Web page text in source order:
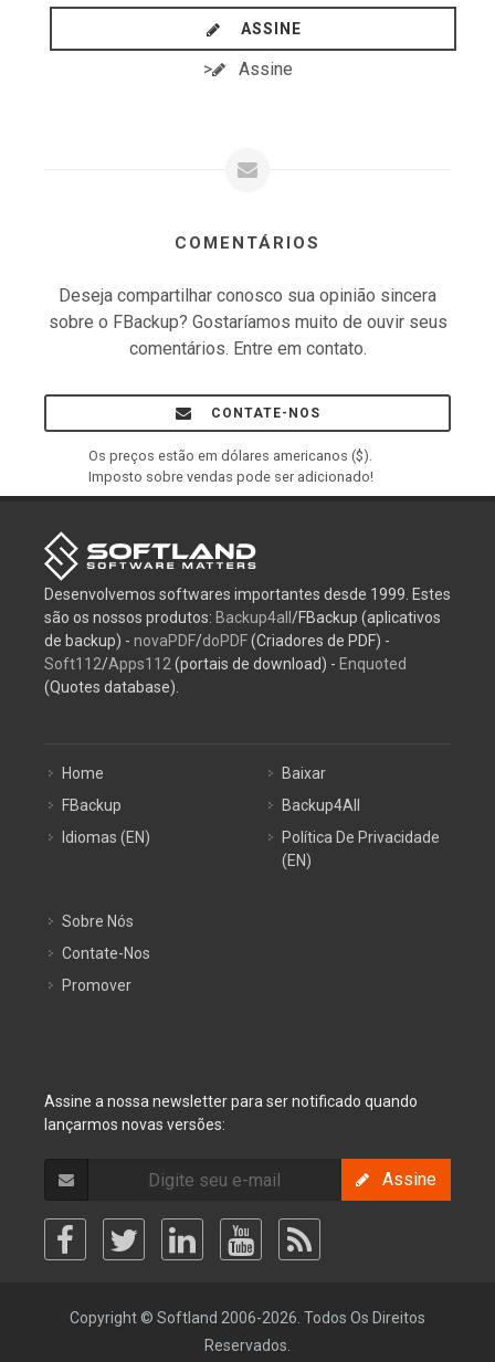
ASSINE
> Assine
COMENTÁRIOS
Deseja compartilhar conosco sua opinião sincera
sobre o FBackup? Gostaríamos muito de ouvir seus
comentários. Entre em contato.
CONTATE-NOS
Os preços estão em dólares americanos ($).
Imposto sobre vendas pode ser adicionado!
Desenvolvemos softwares importantes desde 1999. Estes
são os nossos produtos: Backup4all /FBackup (aplicativos
de backup) - novaPDF/doPDF(Criadores de PDF) -
Soft112/Apps112 (portais de download) - Enquoted
(Quotes database).
Home
FBackup
Idiomas (EN)
Baixar
Backup4All
Política De Privacidade
(EN)
Sobre Nós
Contate-Nos
Promover
Assine a nossa newsletter para ser notificado quando
lançarmos novas versões:
Assine
Copyright © Softland 2006-2026. Todos Os Direitos
Reservados.